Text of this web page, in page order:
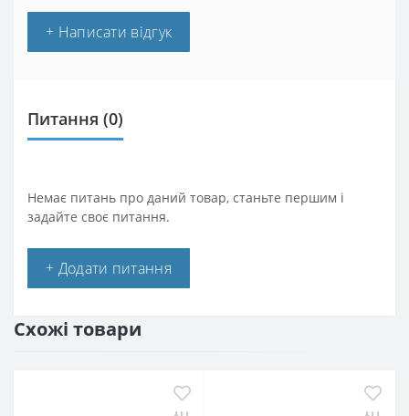
+ Написати відгук
Питання (0)
Немає питань про даний товар, станьте першим і
задайте своє питання.
+ Додати питання
Схожі товари